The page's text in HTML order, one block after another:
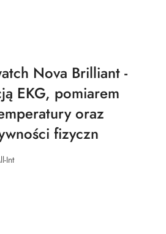
Nova Brilliant -
EKG, pomiarem
oraz
fizyczn
Int